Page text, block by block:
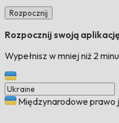
Rozpocznij
Rozpocznij swoją
Wypełnisz w mniej niż 2
Międzynarodowe prawo